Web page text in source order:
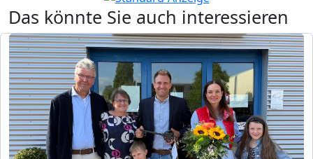
Das könnte Sie auch interessieren